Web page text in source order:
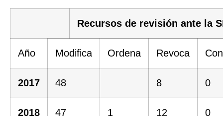
Recursos de revisión ante la
Año Modifica Ordena Revoca
2017 48 8 0
2018 47 1 12 0